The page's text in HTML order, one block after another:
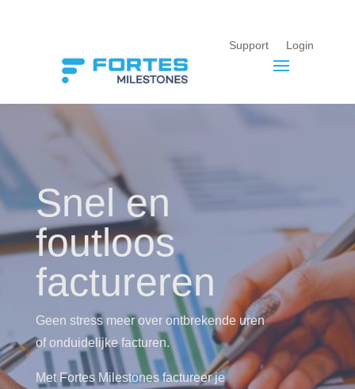
Support Login
Snel en
foutloos
factureren
Geen stress meer over ontbrekende uren
of onduidelijke facturen.
Met Fortes Milestones factureer je